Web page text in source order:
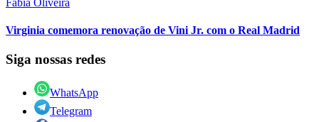
Virginia comemora renovação de Vini Jr. com o Real Madrid
Siga nossas redes
WhatsApp
Telegram